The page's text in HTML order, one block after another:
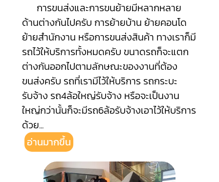
การขนส่งและการขนย้ายมีหลากหลาย
ด้านต่างกันไปครับ การย้ายบ้าน ย้ายคอนโด
ย้ายสำนักงาน หรือการขนส่งสินค้า ทางเราก็มี
รถไว้ให้บริการทั้งหมดครับ ขนาดรถก็จะแตก
ต่างกันออกไปตามลักษณะของงานที่ต้อง
ขนส่งครับ รถที่เรามีไว้ให้บริการ รถกระบะ
รับจ้าง รถ4ล้อใหญ่รับจ้าง หรือจะเป็นงาน
ใหญ่กว่านั้นก็จะมีรถ6ล้อรับจ้างเอาไว้ให้บริการ
ด้วย...
อ่านมากขึ้น